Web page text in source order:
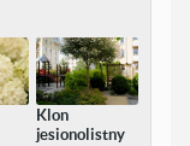
Klon
jesionolistny